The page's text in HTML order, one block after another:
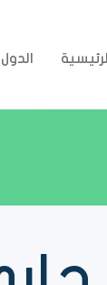
الرئيسية الدول